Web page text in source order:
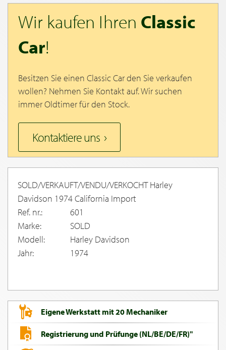
Wir kaufen Ihren Classic
Car!
Besitzen Sie einen Classic Car den Sie verkaufen
wollen? Nehmen Sie Kontakt auf. Wir suchen
immer Oldtimer für den Stock.
Kontaktiere uns
SOLD/VERKAUFT/VENDU/VERKOCHT Harley
Davidson 1974 California Import
Ref. nr.:
601
Marke:
SOLD
Modell:
Harley Davidson
Jahr:
1974
Eigene Werkstatt mit 20 Mechaniker
Registrierung und Prüfunge (NL/BE/DE/FR)"